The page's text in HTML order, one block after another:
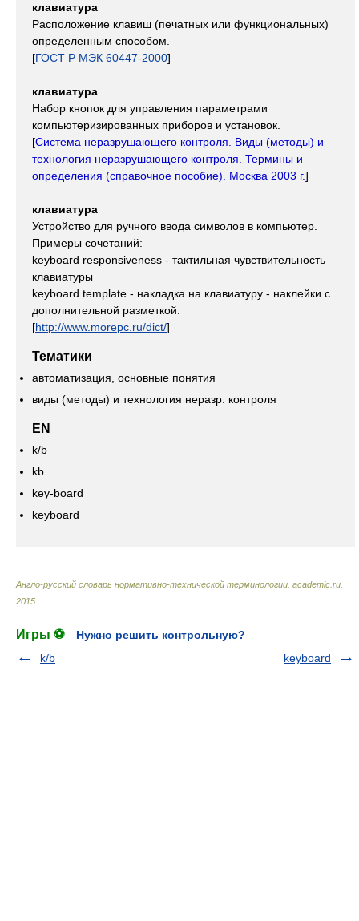
клавиатура
Расположение клавиш (печатных или функциональных)
определенным способом.
[ГОСТ Р МЭК 60447-2000]
клавиатура
Набор кнопок для управления параметрами
компьютеризированных приборов и установок.
[Система неразрушающего контроля. Виды (методы) и
технология неразрушающего контроля. Термины и
определения (справочное пособие). Москва 2003 г.]
клавиатура
Устройство для ручного ввода символов в компьютер.
Примеры сочетаний:
keyboard responsiveness - тактильная чувствительность
клавиатуры
keyboard template - накладка на клавиатуру - наклейки с
дополнительной разметкой.
[http://www.morepc.ru/dict/]
Тематики
автоматизация, основные понятия
виды (методы) и технология неразр. контроля
EN
k/b
kb
key-board
keyboard
Англо-русский словарь нормативно-технической терминологии academic.ru
2015
Игры ⚽
Нужно решить контрольную?
k/b
keyboard